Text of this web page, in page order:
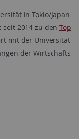
in Tokio/Japan
2014 zu den Top
mit der Universität
der Wirtschafts-